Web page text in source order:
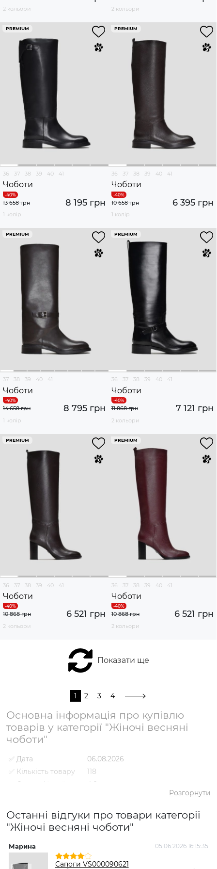
2 кольори
2 кольори
PREMIUM
36 37 38 39 40 41
Чоботи
8 195 грн
13 658 грн
1 колір
PREMIUM
36 37 38 39 40 41
Чоботи
6 395 грн
10 658 грн
1 колір
PREMIUM
37 38 39 40 41
Чоботи
8 795 грн
14 658 грн
1 колір
PREMIUM
36 37 38 39 40 41
Чоботи
7 121 грн
11 868 грн
2 кольори
PREMIUM
36 37 38 39 40 41
Чоботи
6 521 грн
10 868 грн
2 кольори
PREMIUM
36 37 38 39 40 41
Чоботи
6 521 грн
10 868 грн
2 кольори
Показати ще
1 2 3 4
Основна інформація про купівлю
товарів у категорії "Жіночі весняні
чоботи"
✅ Дата
06.08.2026
✅ Кількість товару
118
✅ Середній рейтинг
4.8
✅ Найдешевший
товар
2395 грн
✅ Найдорожчий
8795 грн
✅
Найпопулярніший
товар
Чоботи VS000092486
Коричневий
Розгорнути
Останні відгуки про товари категорії
"Жіночі весняні чоботи"
Марина 05.06.2026 16:15:35
Сапоги VS000090621